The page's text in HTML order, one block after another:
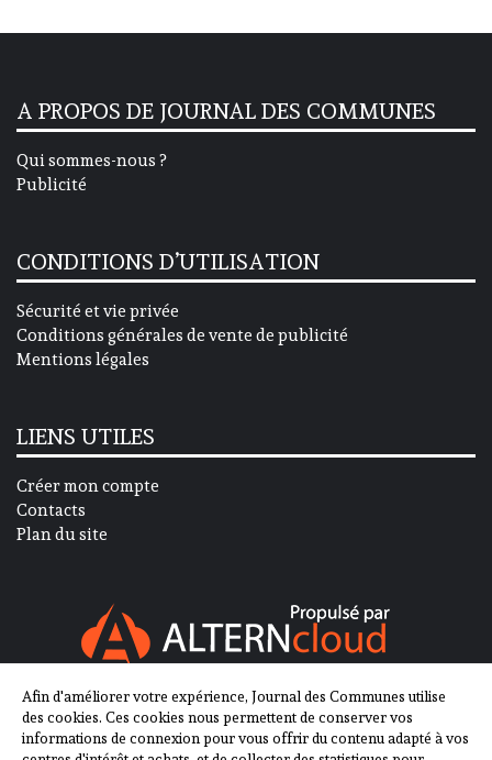
A PROPOS DE JOURNAL DES COMMUNES
Qui sommes-nous ?
Publicité
CONDITIONS D’UTILISATION
Sécurité et vie privée
Conditions générales de vente de publicité
Mentions légales
LIENS UTILES
Créer mon compte
Contacts
Plan du site
SUIVEZ-NOUS SUR
Afin d'améliorer votre expérience, Journal des Communes utilise
des cookies. Ces cookies nous permettent de conserver vos
informations de connexion pour vous offrir du contenu adapté à vos